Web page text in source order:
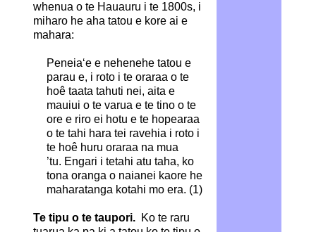
whenua o te Hauauru i te 1800s, i
miharo he aha tatou e kore ai e
mahara:
Peneia‘e e nehenehe tatou e
parau e, i roto i te oraraa o te
hoê taata tahuti nei, aita e
mauiui o te varua e te tino o te
ore e riro ei hotu e te hopearaa
o te tahi hara tei ravehia i roto i
te hoê huru oraraa na mua
’tu. Engari i tetahi atu taha, ko
tona oranga o naianei kaore he
maharatanga kotahi mo era. (1)
Te tipu o te taupori. Ko te raru